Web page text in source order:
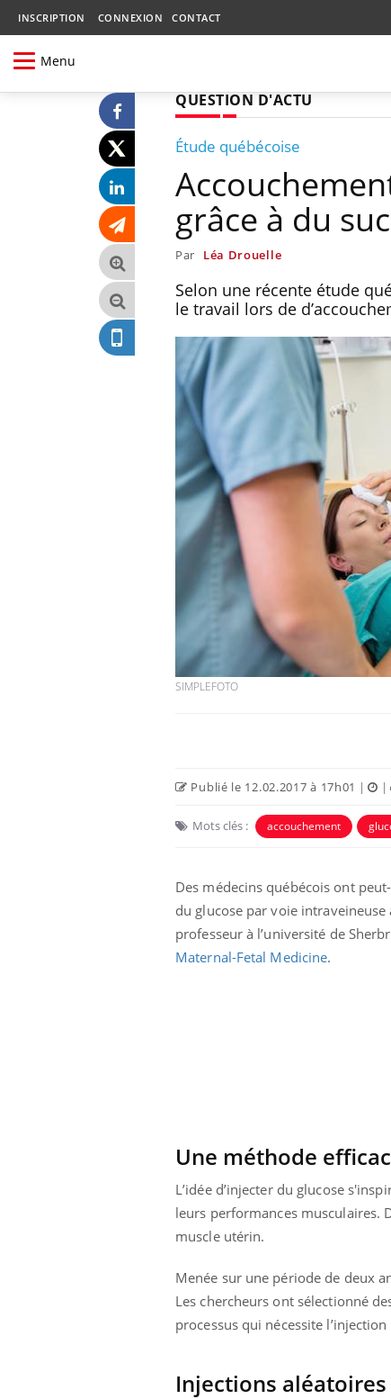
INSCRIPTION CONNEXION CONTACT
Menu
QUESTION D'ACTU
Étude québécoise
grâce à du
Par Léa Drouelle
Selon une récente étude
le travail lors de
SIMPLEFOTO
Publié le 12.02.2017 à 17h01 | |
Mots clés : accouchement
Des médecins québécois ont
du glucose par voie intraveineuse
professeur à l’université de
Maternal-Fetal Medicine.
Une méthode
L’idée d’injecter du glucose
leurs performances musculaires.
muscle utérin.
Menée sur une période de deux
Les chercheurs ont sélectionné
processus qui nécessite
Injections aléatoires
Syndrome métabolique :
quels sont les meilleurs
pendant les vacances ?